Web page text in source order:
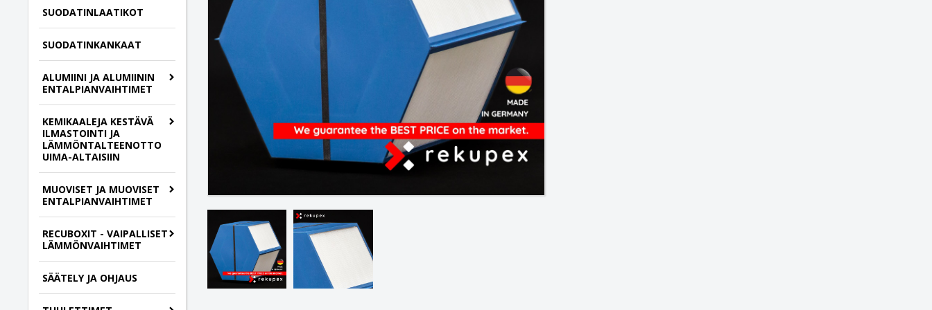
SUODATINLAATIKOT
SUODATINKANKAAT
ALUMIINI JA ALUMIININ
ENTALPIANVAIHTIMET
KEMIKAALEJA KESTÄVÄ
ILMASTOINTI JA
LÄMMÖNTALTEENOTTO
UIMA-ALTAISIIN
MUOVISET JA MUOVISET
ENTALPIANVAIHTIMET
RECUBOXIT - VAIPALLISET
LÄMMÖNVAIHTIMET
SÄÄTELY JA OHJAUS